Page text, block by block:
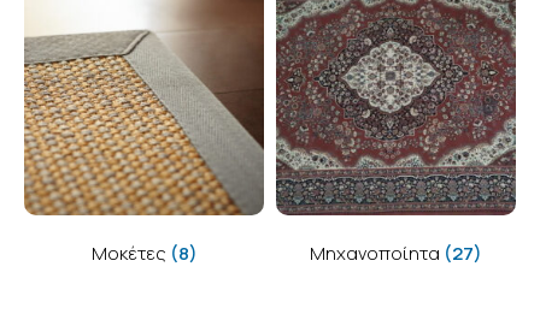
Μοκέτες (8) Μηχανοποίητα (27)